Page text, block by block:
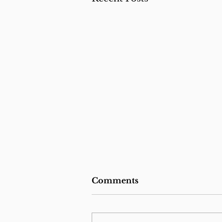
Comments